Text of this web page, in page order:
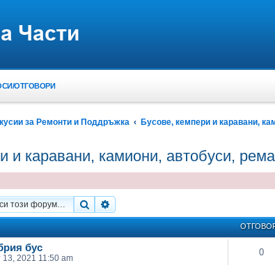
ОТГОВОРИ
за Ремонти и Поддръжка Бусове, кемпери и каравани,
и каравани, камиони, автобуси,
Търсене
бус
2021 11:50 am
0